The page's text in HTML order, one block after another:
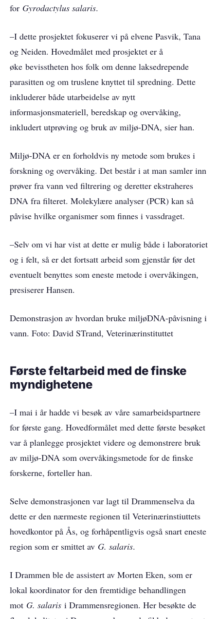
for Gyrodactylus salaris.
–I dette prosjektet fokuserer vi på elvene Pasvik, Tana
og Neiden. Hovedmålet med prosjektet er å
øke bevisstheten hos folk om denne laksedrepende
parasitten og om truslene knyttet til spredning. Dette
inkluderer både utarbeidelse av nytt
informasjonsmateriell, beredskap og overvåking,
inkludert utprøving og bruk av miljø-DNA, sier han.
Miljø-DNA er en forholdvis ny metode som brukes i
forskning og overvåking. Det består i at man samler inn
prøver fra vann ved filtrering og deretter ekstraheres
DNA fra filteret. Molekylære analyser (PCR) kan så
påvise hvilke organismer som finnes i vassdraget.
–Selv om vi har vist at dette er mulig både i laboratoriet
og i felt, så er det fortsatt arbeid som gjenstår før det
eventuelt benyttes som eneste metode i overvåkingen,
presiserer Hansen.
Demonstrasjon av hvordan bruke miljøDNA-påvisning i
vann. Foto: David STrand, Veterinærinstituttet
Første feltarbeid med de finske
myndighetene
–I mai i år hadde vi besøk av våre samarbeidspartnere
for første gang. Hovedformålet med dette første besøket
var å planlegge prosjektet videre og demonstrere bruk
av miljø-DNA som overvåkingsmetode for de finske
forskerne, forteller han.
Selve demonstrasjonen var lagt til Drammenselva da
dette er den nærmeste regionen til Veterinærinstiuttets
hovedkontor på Ås, og forhåpentligvis også snart eneste
region som er smittet av G. salaris.
I Drammen ble de assistert av Morten Eken, som er
lokal koordinator for den fremtidige behandlingen
mot G. salaris i Drammensregionen. Her besøkte de